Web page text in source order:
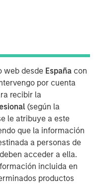
web desde España con
por cuenta
recibir la
(según la
le atribuye a este
que la información
a personas de
acceder a ella.
incluida en
productos
integration services for
customer base
government,
in end-to-end security
systems, video
systems, enabling
provider for the full
in 2007, Security 101
provider with a network
equipped to address
and the communities